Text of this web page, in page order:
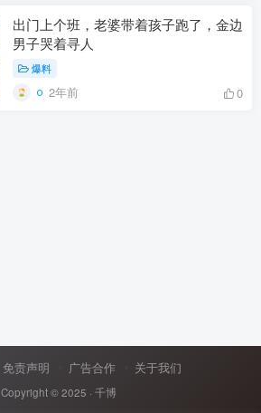
出门上个班，老婆带着孩子跑了，金边
男子哭着寻人
爆料
2年前 0
免责声明 广告合作 关于我们
Copyright © 2025 · 千博